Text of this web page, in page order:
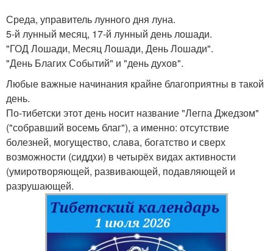
Среда, управитель лунного дня луна.
5-й лунный месяц, 17-й лунный день лошади.
"ГОД Лошади, Месяц Лошади, День Лошади".
"День Благих Событий" и "день духов".
Любые важные начинания крайне благоприятны в такой
день.
По-тибетски этот день носит название "Легпа Джедзом"
("собравший восемь благ"), а именно: отсутствие
болезней, могущество, слава, богатство и сверх
возможности (сиддхи) в четырёх видах активности
(умиротворяющей, развивающей, подавляющей и
разрушающей.